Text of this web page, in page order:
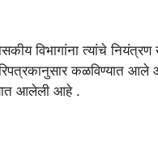
विभागांना त्यांचे
कळविण्यात आले
आलेली आहे .